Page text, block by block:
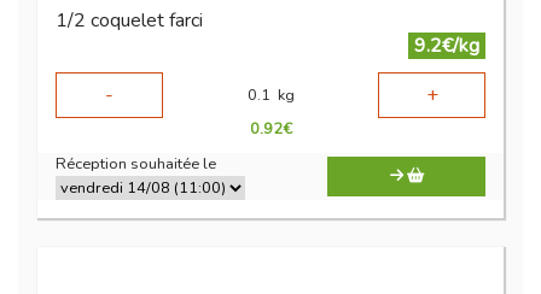
1/2 coquelet farci
9.2€/kg
-
0.1 kg +
0.92€
Réception souhaitée le